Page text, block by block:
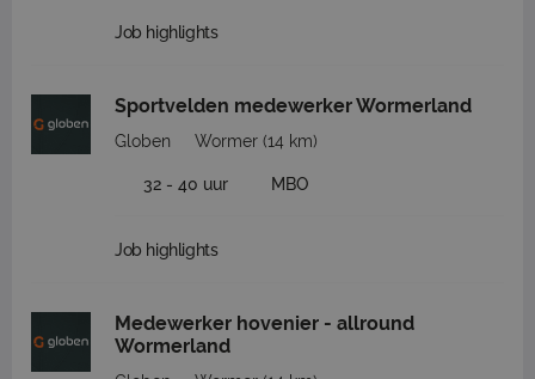
Job highlights
Sportvelden medewerker Wormerland
Globen Wormer (14 km)
32 - 40 uur MBO
Job highlights
Medewerker hovenier - allround
Wormerland